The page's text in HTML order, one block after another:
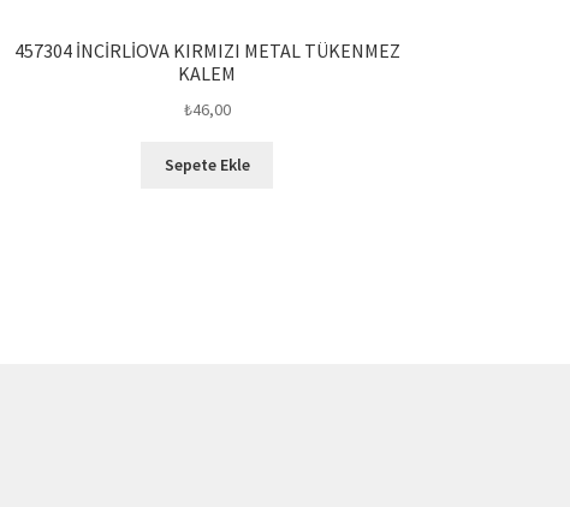
457304 İNCİRLİOVA KIRMIZI METAL TÜKENMEZ
KALEM
₺46,00
Sepete Ekle